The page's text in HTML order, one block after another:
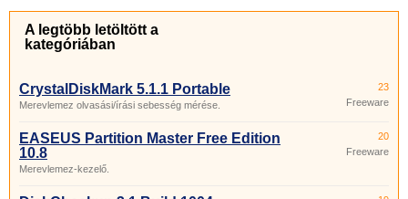
A legtöbb letöltött a
kategóriában
CrystalDiskMark 5.1.1 Portable
Merevlemez olvasási/írási sebesség mérése.
23
Freeware
EASEUS Partition Master Free Edition
10.8
Merevlemez-kezelő.
20
Freeware